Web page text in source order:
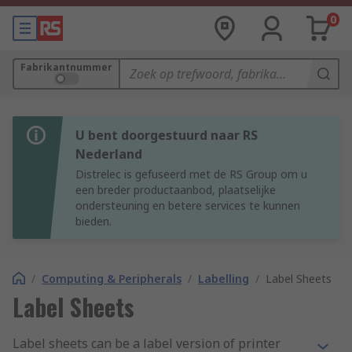
0
Fabrikantnummer
U bent doorgestuurd naar RS
Nederland
Distrelec is gefuseerd met de RS Group om u
een breder productaanbod, plaatselijke
ondersteuning en betere services te kunnen
bieden.
/ Computing & Peripherals / Labelling / Label Sheets
Label Sheets
Label sheets can be a label version of printer